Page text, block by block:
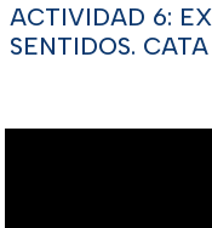
ACTIVIDAD 6:
SENTIDOS.